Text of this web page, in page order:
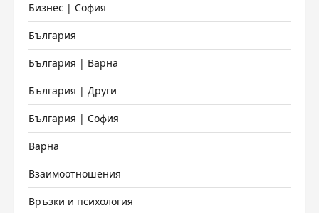
Бизнес | София
България
България | Варна
България | Други
България | София
Варна
Взаимоотношения
Връзки и психология